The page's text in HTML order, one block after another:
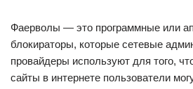
Фаерволы — это программные или
блокираторы, которые сетевые
провайдеры используют для того,
сайты в интернете пользователи